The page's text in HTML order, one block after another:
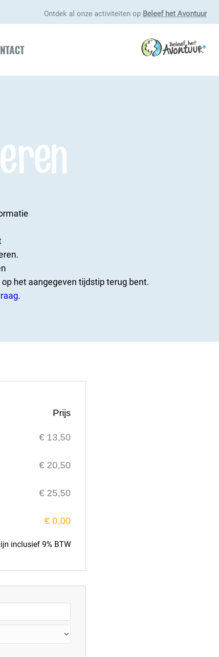
Ontdek al onze activiteiten op Beleef het Avontuur
het aangegeven tijdstip terug bent.
.
Prijs
€ 13,50
€ 20,50
€ 25,50
€ 0,00
inclusief 9% BTW